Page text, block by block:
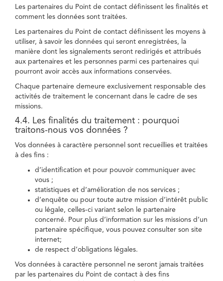
Les partenaires du Point de contact définissent les finalités et
comment les données sont traitées.
Les partenaires du Point de contact définissent les moyens à
utiliser, à savoir les données qui seront enregistrées, la
manière dont les signalements seront redirigés et attribués
aux partenaires et les personnes parmi ces partenaires qui
pourront avoir accès aux informations conservées.
Chaque partenaire demeure exclusivement responsable des
activités de traitement le concernant dans le cadre de ses
missions.
4.4. Les finalités du traitement : pourquoi
traitons-nous vos données ?
Vos données à caractère personnel sont recueillies et traitées
à des fins :
d’identification et pour pouvoir communiquer avec
vous ;
statistiques et d’amélioration de nos services ;
d’enquête ou pour toute autre mission d’intérêt public
ou légale, celles-ci variant selon le partenaire
concerné. Pour plus d’information sur les missions d’un
partenaire spécifique, vous pouvez consulter son site
internet;
de respect d’obligations légales.
Vos données à caractère personnel ne seront jamais traitées
par les partenaires du Point de contact à des fins